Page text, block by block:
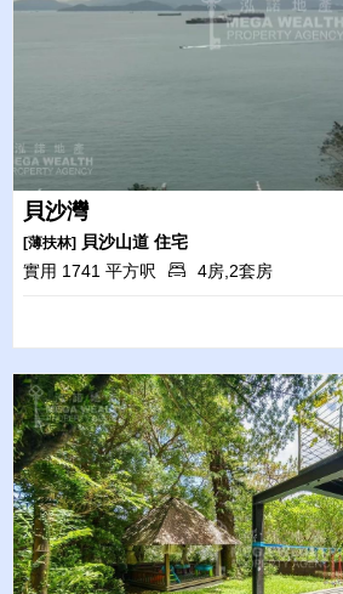
貝沙灣
[薄扶林] 貝沙山道 住宅
實用 1741 平方呎
4房,2套房